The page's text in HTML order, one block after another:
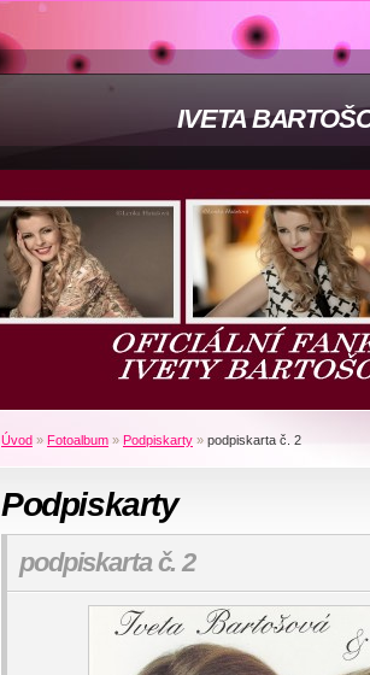
IVETA
Úvod » Fotoalbum » Podpiskarty » podpiskarta č. 2
Podpiskarty
podpiskarta č. 2